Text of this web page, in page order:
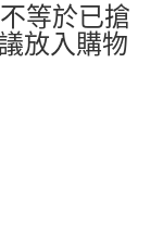
等於已搶
放入購物